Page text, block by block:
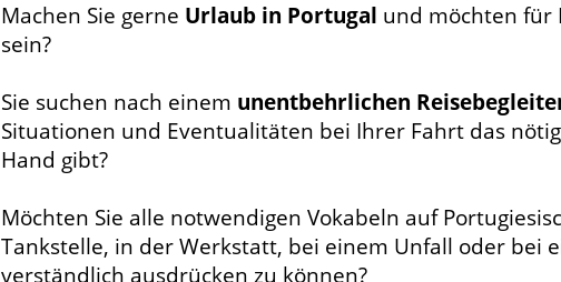
Machen Sie gerne Urlaub in Portugal und möchten für
sein?
Sie suchen nach einem unentbehrlichen
Situationen und Eventualitäten bei Ihrer Fahrt das
Hand gibt?
Möchten Sie alle notwendigen Vokabeln auf
Tankstelle, in der Werkstatt, bei einem Unfall oder bei
verständlich ausdrücken zu können?